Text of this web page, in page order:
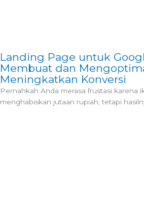
Landing Page untuk
Membuat dan
Meningkatkan Konversi
Pernahkah Anda merasa frustasi karena
menghabiskan jutaan rupiah, tetapi